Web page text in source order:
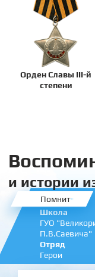
Орден Славы III-й
степени
и истории
Помнит
Школа
ГУО
П.В.Саевича"
Отряд
Герои